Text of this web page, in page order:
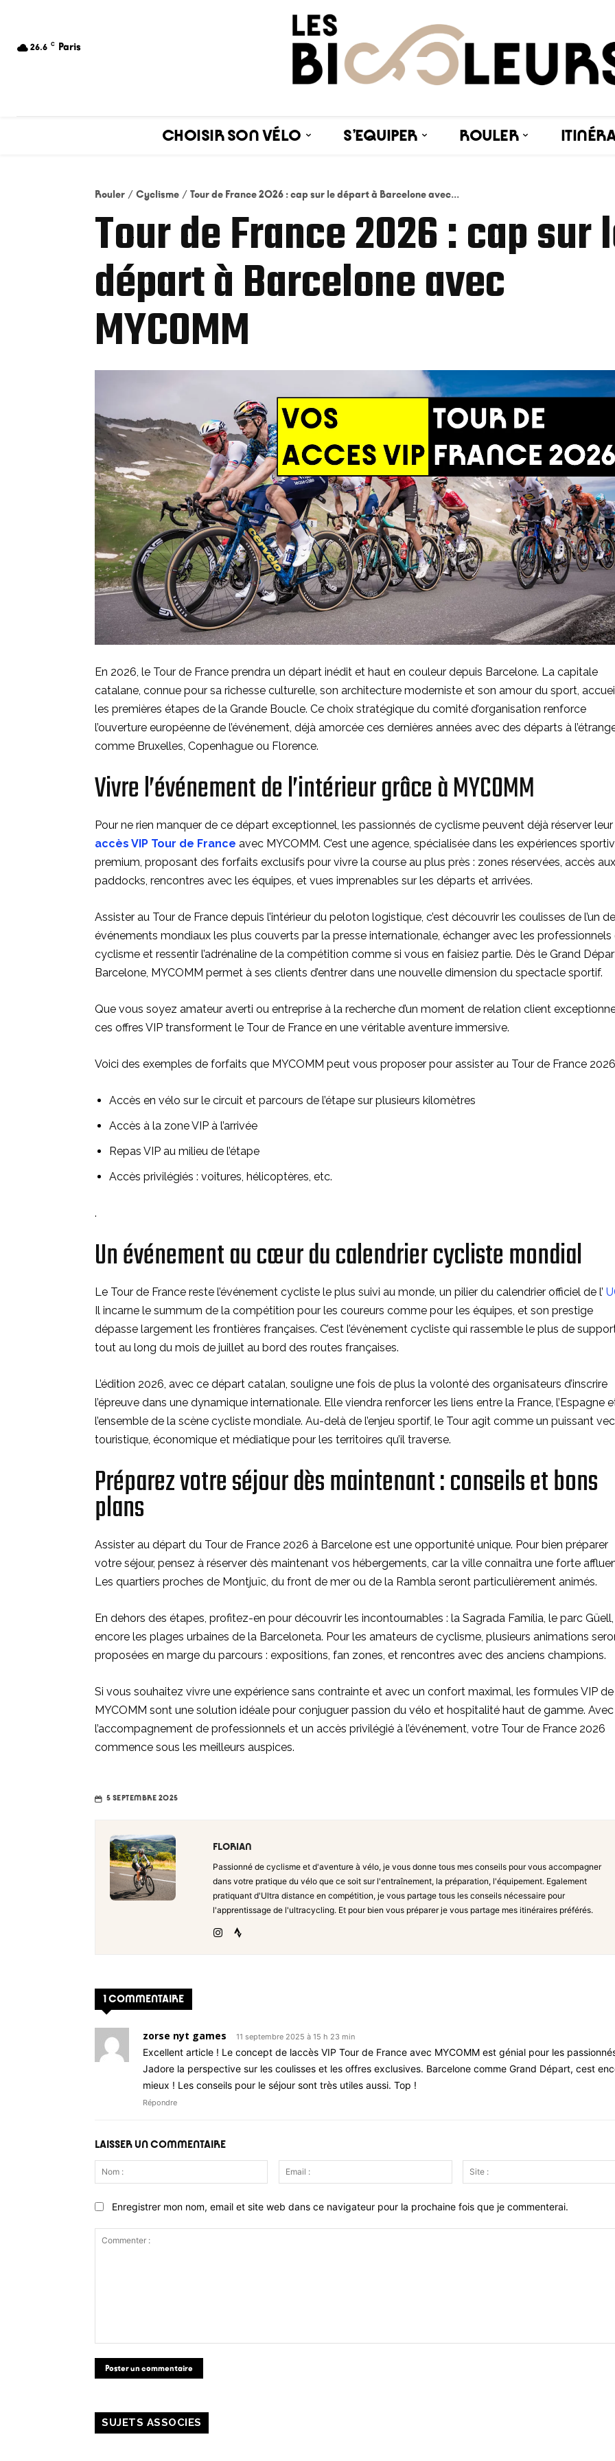
26.6 C Paris
CHOISIR SON VÉLO S’EQUIPER ROULER
Rouler Cyclisme Tour de France 2026 : cap sur le départ à Barcelone avec...
Tour de France 2026 : cap sur
départ à Barcelone avec
MYCOMM
En 2026, le Tour de France prendra un départ inédit et haut en couleur depuis Barcelone. La capitale
catalane, connue pour sa richesse culturelle, son architecture moderniste et son amour du sport,
les premières étapes de la Grande Boucle. Ce choix stratégique du comité d’organisation renforce
l’ouverture européenne de l’événement, déjà amorcée ces dernières années avec des départs à
comme Bruxelles, Copenhague ou Florence.
Vivre l’événement de l’intérieur grâce à MYCOMM
Pour ne rien manquer de ce départ exceptionnel, les passionnés de cyclisme peuvent déjà réserver leur
accès VIP Tour de France avec MYCOMM. C’est une agence, spécialisée dans les expériences
premium, proposant des forfaits exclusifs pour vivre la course au plus près : zones réservées, accès aux
paddocks, rencontres avec les équipes, et vues imprenables sur les départs et arrivées.
Assister au Tour de France depuis l’intérieur du peloton logistique, c’est découvrir les coulisses de l’un
événements mondiaux les plus couverts par la presse internationale, échanger avec les professionnels
cyclisme et ressentir l’adrénaline de la compétition comme si vous en faisiez partie. Dès le Grand
Barcelone, MYCOMM permet à ses clients d’entrer dans une nouvelle dimension du spectacle sportif.
Que vous soyez amateur averti ou entreprise à la recherche d’un moment de relation client
ces offres VIP transforment le Tour de France en une véritable aventure immersive.
Voici des exemples de forfaits que MYCOMM peut vous proposer pour assister au Tour de France
Accès en vélo sur le circuit et parcours de l’étape sur plusieurs kilomètres
Accès à la zone VIP à l’arrivée
Repas VIP au milieu de l’étape
Accès privilégiés : voitures, hélicoptères, etc.
.
Un événement au cœur du calendrier cycliste mondial
Le Tour de France reste l’événement cycliste le plus suivi au monde, un pilier du calendrier officiel de l’
Il incarne le summum de la compétition pour les coureurs comme pour les équipes, et son prestige
dépasse largement les frontières françaises. C’est l’évènement cycliste qui rassemble le plus de
tout au long du mois de juillet au bord des routes françaises.
L’édition 2026, avec ce départ catalan, souligne une fois de plus la volonté des organisateurs d’inscrire
l’épreuve dans une dynamique internationale. Elle viendra renforcer les liens entre la France, l’Espagne
l’ensemble de la scène cycliste mondiale. Au-delà de l’enjeu sportif, le Tour agit comme un puissant
touristique, économique et médiatique pour les territoires qu’il traverse.
Préparez votre séjour dès maintenant : conseils et bons
plans
Assister au départ du Tour de France 2026 à Barcelone est une opportunité unique. Pour bien préparer
votre séjour, pensez à réserver dès maintenant vos hébergements, car la ville connaîtra une forte
Les quartiers proches de Montjuïc, du front de mer ou de la Rambla seront particulièrement animés.
En dehors des étapes, profitez-en pour découvrir les incontournables : la Sagrada Família, le parc
encore les plages urbaines de la Barceloneta. Pour les amateurs de cyclisme, plusieurs animations
proposées en marge du parcours : expositions, fan zones, et rencontres avec des anciens champions.
Si vous souhaitez vivre une expérience sans contrainte et avec un confort maximal, les formules VIP de
MYCOMM sont une solution idéale pour conjuguer passion du vélo et hospitalité haut de gamme. Avec
l’accompagnement de professionnels et un accès privilégié à l’événement, votre Tour de France 2026
commence sous les meilleurs auspices.
5 SEPTEMBRE 2025
FLORIAN
Passionné de cyclisme et d'aventure à vélo, je vous donne tous mes conseils pour vous accompagner
dans votre pratique du vélo que ce soit sur l'entraînement, la préparation, l'équipement. Egalement
pratiquant d'Ultra distance en compétition, je vous partage tous les conseils nécessaire pour
l'apprentissage de l'ultracycling. Et pour bien vous préparer je vous partage mes itinéraires préférés.
1 COMMENTAIRE
zorse nyt games 11 septembre 2025 à 15 h 23 min
Excellent article ! Le concept de laccès VIP Tour de France avec MYCOMM est génial pour les
Jadore la perspective sur les coulisses et les offres exclusives. Barcelone comme Grand Départ, cest
mieux ! Les conseils pour le séjour sont très utiles aussi. Top !
Répondre
LAISSER UN COMMENTAIRE
Nom
:
Email
:
Enregistrer mon nom, email et site web dans ce navigateur pour la prochaine fois que je commenterai.
SUJETS ASSOCIES